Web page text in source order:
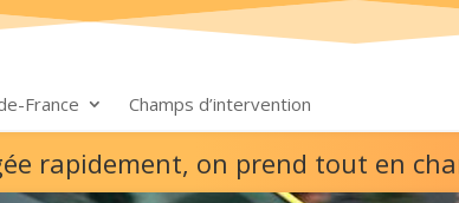
France Champs d’intervention
rapidement, on prend tout en